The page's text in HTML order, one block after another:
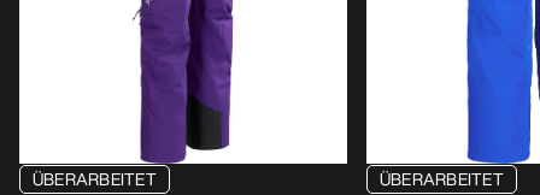
ÜBERARBEITET ÜBERARBEITET